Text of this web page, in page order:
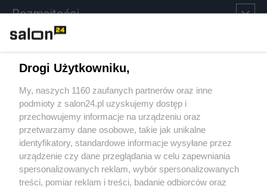
Rozmaitości
Sport
Społeczeństwo
Kultura
Drogi Użytkowniku,
My, naszych 1160 zaufanych partnerów oraz inne
podmioty z salon24.pl uzyskujemy dostęp i
przechowujemy informacje na urządzeniu oraz
przetwarzamy dane osobowe, takie jak unikalne
identyfikatory, standardowe informacje wysyłane przez
urządzenie czy dane przeglądania w celu zapewniania
spersonalizowanych reklam, wybór spersonalizowanych
treści, pomiar reklam i treści, badanie odbiorców oraz